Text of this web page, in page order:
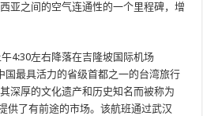
亚之间的空气连通性的一个里程碑，增
4:30左右降落在吉隆坡国际机场
国最具活力的省级首都之一的台湾旅行
深厚的文化遗产和历史知名而被称为
供了有前途的市场。该航班通过武汉